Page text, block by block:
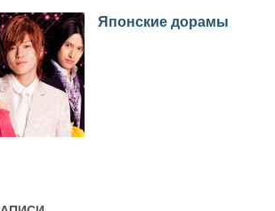
Японские дорамы